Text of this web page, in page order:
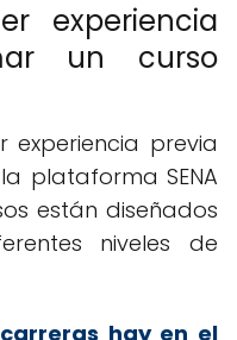
experiencia
un curso
experiencia previa
plataforma SENA
están diseñados
niveles de
hay en el